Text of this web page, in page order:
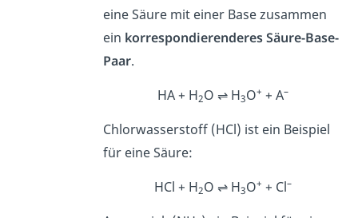
eine Säure mit einer Base zusammen
ein korrespondierenderes Säure-Base-
Paar.
HA + H2O ⇌ H3O+ + A–
Chlorwasserstoff (HCl) ist ein Beispiel
für eine Säure:
HCl + H2O ⇌ H3O+ + Cl–